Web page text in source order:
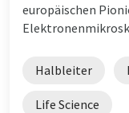
europäischen
Halbleiter
Life Science